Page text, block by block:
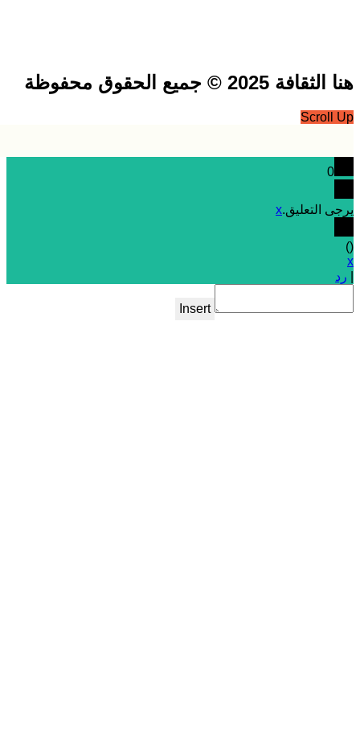
2025 © جميع الحقوق محفوظة
التعليق.x
Insert